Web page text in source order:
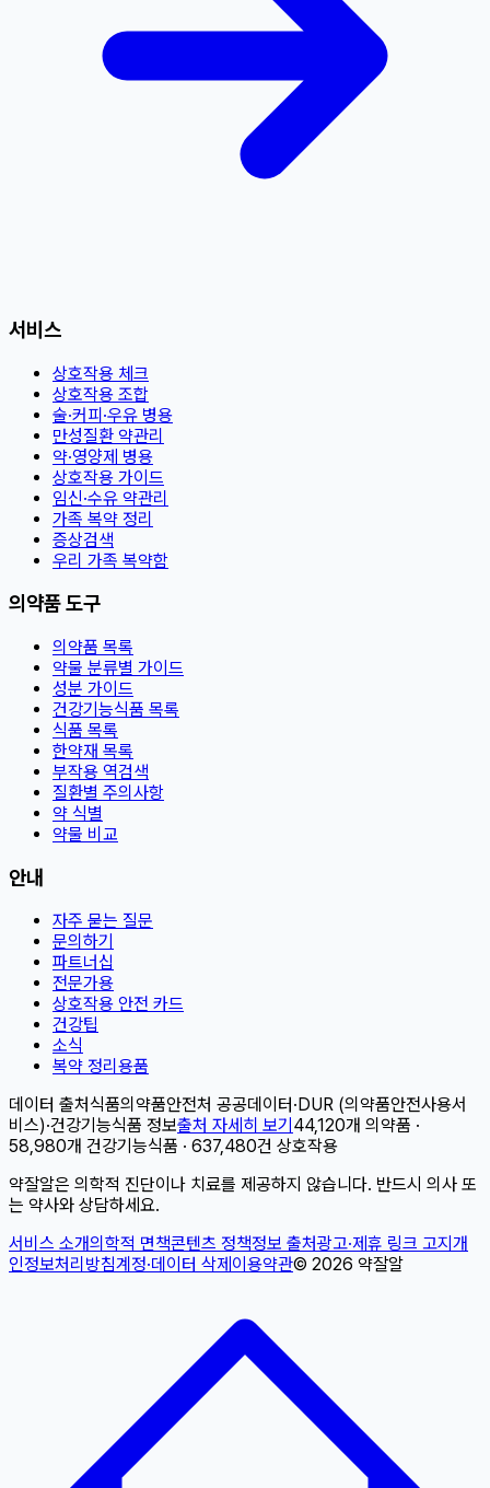
서비스
상호작용 체크
상호작용 조합
술·커피·우유 병용
만성질환 약관리
약·영양제 병용
상호작용 가이드
임신·수유 약관리
가족 복약 정리
증상검색
우리 가족 복약함
의약품 도구
의약품 목록
약물 분류별 가이드
성분 가이드
건강기능식품 목록
식품 목록
한약재 목록
부작용 역검색
질환별 주의사항
약 식별
약물 비교
안내
자주 묻는 질문
문의하기
파트너십
전문가용
상호작용 안전 카드
건강팁
소식
복약 정리용품
데이터 출처 식품의약품안전처 공공데이터 · DUR (의약품안전사용서
비스)·건강기능식품 정보출처 자세히 보기 44,120개 의약품 ·
58,980개 건강기능식품 · 637,480건 상호작용
약잘알은 의학적 진단이나 치료를 제공하지 않습니다. 반드시 의사 또
는 약사와 상담하세요.
서비스 소개의학적 면책콘텐츠 정책정보 출처광고·제휴 링크 고지 개
인정보처리방침계정·데이터 삭제 이용약관© 2026 약잘알